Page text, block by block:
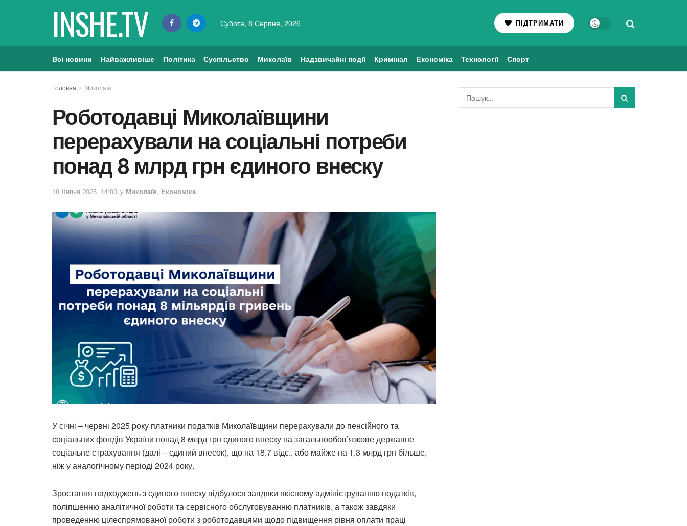
INSHE.TV Субота, 8 Серпня, 2026 ПІДТРИМАТИ
Всі новини Найважливіше Політика Суспільство Миколаїв Надзвичайні події Кримінал Економіка Технології Спорт
Головна Миколаїв
Роботодавці Миколаївщини
перерахували на соціальні потреби
понад 8 млрд грн єдиного внеску
10 Липня 2025, 14:00 у Миколаїв, Економіка
У січні – червні 2025 року платники податків Миколаївщини перерахували до пенсійного та
соціальних фондів України понад 8 млрд грн єдиного внеску на загальнообов’язкове державне
соціальне страхування (далі – єдиний внесок), що на 18,7 відс., або майже на 1,3 млрд грн більше,
ніж у аналогічному періоді 2024 року.
Зростання надходжень з єдиного внеску відбулося завдяки якісному адмініструванню податків,
поліпшенню аналітичної роботи та сервісного обслуговуванню платників, а також завдяки
проведенню цілеспрямованої роботи з роботодавцями щодо підвищення рівня оплати праці